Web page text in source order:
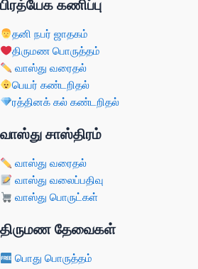
பிரத்யேக கணிப்பு
தனி நபர் ஜாதகம்
திருமண பொருத்தம்
வாஸ்து வரைதல்
பெயர் கண்டறிதல்
ரத்தினக் கல் கண்டறிதல்
வாஸ்து சாஸ்திரம்
வாஸ்து வரைதல்
வாஸ்து வலைப்பதிவு
வாஸ்து பொருட்கள்
திருமண தேவைகள்
பொது பொருத்தம்